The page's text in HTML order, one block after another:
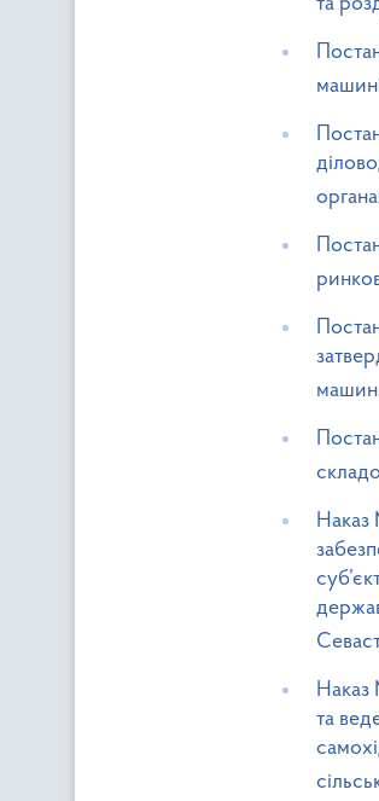
Наказ
Наказ
та